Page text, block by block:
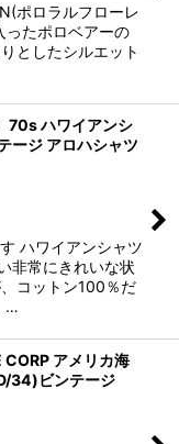
ポロラルフローレ
ったポロベアーの
としたシルエット
70s ハワイアンシ
ージ アロハシャツ
ハワイアンシャツ
非常にきれいな状
コットン100％だ
…
アメリカ海
34)ビンテージ